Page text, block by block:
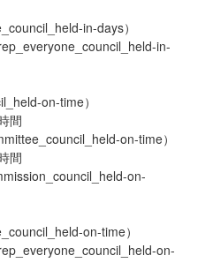
in-days）
in-
on-time）
間
on-time）
間
on-
on-time）
on-